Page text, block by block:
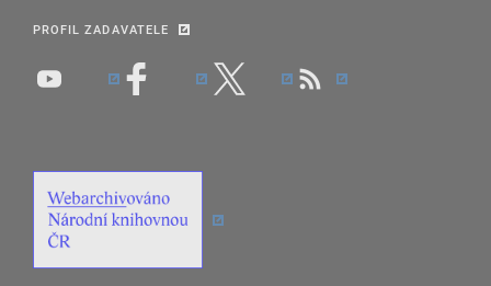
PROFIL ZADAVATELE